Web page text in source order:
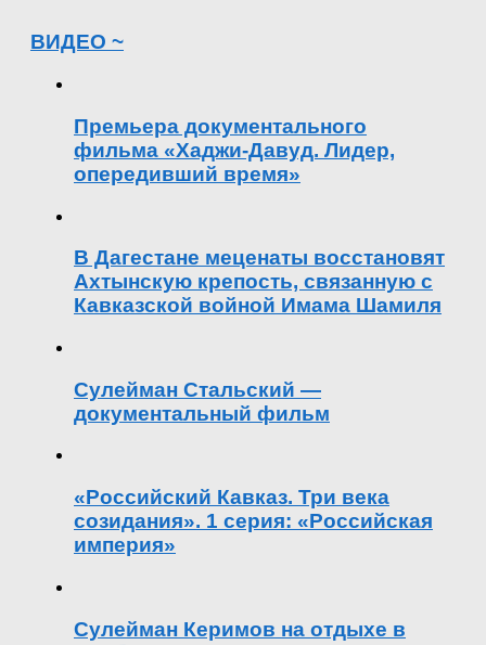
ВИДЕО ~
Премьера документального
фильма «Хаджи-Давуд. Лидер,
опередивший время»
В Дагестане меценаты восстановят
Ахтынскую крепость, связанную с
Кавказской войной Имама Шамиля
Сулейман Стальский —
документальный фильм
«Российский Кавказ. Три века
созидания». 1 серия: «Российская
империя»
Сулейман Керимов на отдыхе в